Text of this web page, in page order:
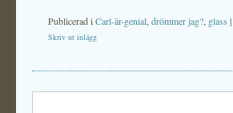
Publicerad iCarl-är-genial drömmer jag? glass |
Skriv ut inlägg